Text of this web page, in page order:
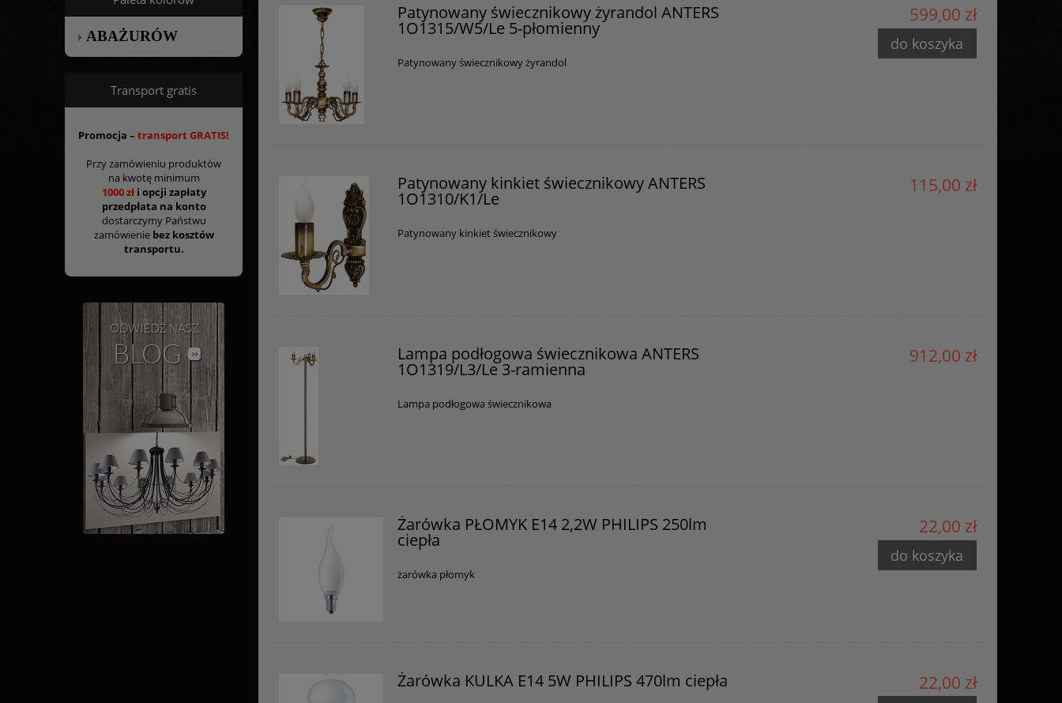
ABAŻURÓW
Transport gratis
Promocja – transport GRATIS!
Przy zamówieniu produktów
na kwotę minimum
1000 złi opcji zapłaty
przedpłata na konto
dostarczymy Państwu
zamówienie bez kosztów
transportu.
Patynowany świecznikowy żyrandol ANTERS
1O1315/W5/Le 5-płomienny
Patynowany świecznikowy żyrandol
599,00 zł
do koszyka
Patynowany kinkiet świecznikowy ANTERS
1O1310/K1/Le
Patynowany kinkiet świecznikowy
115,00 zł
Lampa podłogowa świecznikowa ANTERS
1O1319/L3/Le 3-ramienna
Lampa podłogowa świecznikowa
912,00 zł
Żarówka PŁOMYK E14 2,2W PHILIPS 250lm
ciepła
żarówka płomyk
22,00 zł
do koszyka
Żarówka KULKA E14 5W PHILIPS 470lm ciepła 22,00 zł